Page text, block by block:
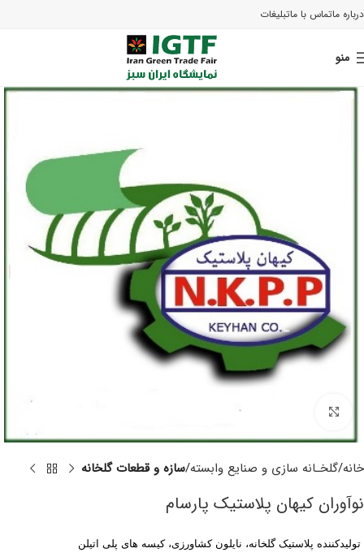
درباره ماتماس با ماتبلیغات
منو
برای بزرگنمایی کلیک کنید
خانه گلخـانه سازی و صنایع وابسته سازه و قطعات گلخانه
نوآوران کیهان پلاستیک پارسام
تولید‌‌کننده پلاستیک گلخانه، نایلون کشاورزی، کیسه های پلی اتیلن